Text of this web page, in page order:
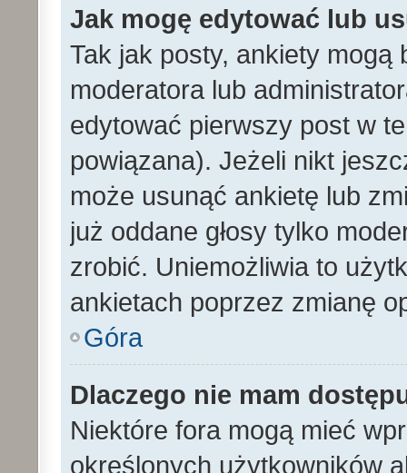
Jak mogę edytować lub
Tak jak posty, ankiety
moderatora lub
edytować pierwszy post w
powiązana). Jeżeli nikt
może usunąć ankietę lub
już oddane głosy tylko
zrobić. Uniemożliwia to
ankietach poprzez zmianę
Góra
Dlaczego nie mam
Niektóre fora mogą mieć
określonych użytkowników